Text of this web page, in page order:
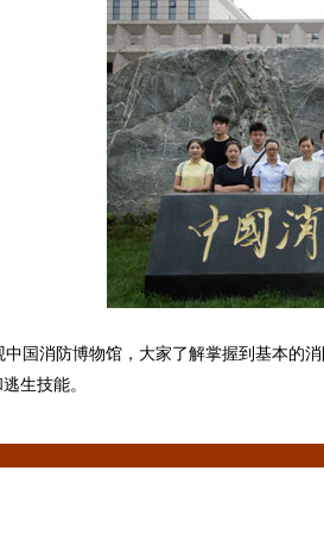
国消防博物馆，大家了解掌握到基本的
生技能。